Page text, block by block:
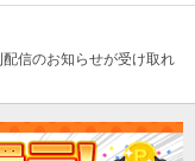
信のお知らせが受け取れ